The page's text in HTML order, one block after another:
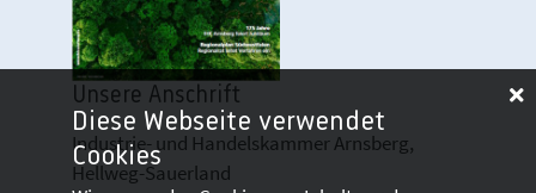
Unsere Anschrift
Industrie- und Handelskammer Arnsberg,
Hellweg-Sauerland
Diese Webseite verwendet
Cookies